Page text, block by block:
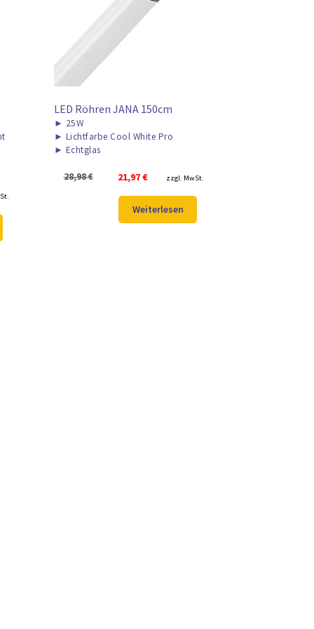
LED Röhren JANA 150cm
► 25W
► Lichtfarbe Cool White Pro
► Echtglas
28,98€
Ursprünglicher
28,98 €
21,97€
Aktueller
ist:
21,97 €.
zzgl. MwSt.
Weiterlesen